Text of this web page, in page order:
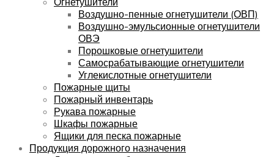
Воздушно-пенные огнетушители (ОВП)
Воздушно-эмульсионные огнетушители
ОВЭ
Порошковые огнетушители
Самосрабатывающие огнетушители
Углекислотные огнетушители
Пожарные щиты
Пожарный инвентарь
Рукава пожарные
Шкафы пожарные
Ящики для песка пожарные
Продукция дорожного назначения